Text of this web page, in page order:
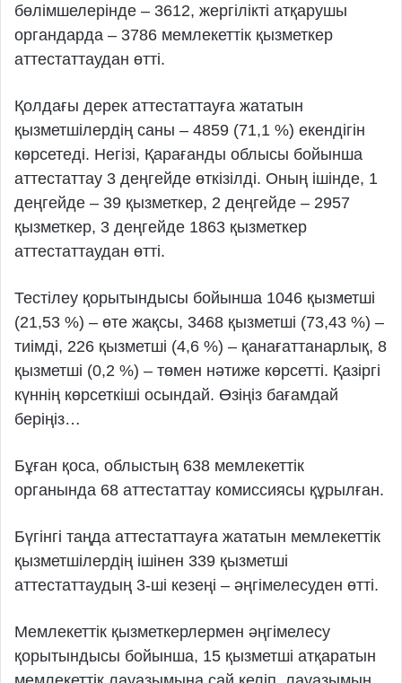
бөлімшелерінде – 3612, жергілікті атқарушы
органдарда – 3786 мемлекеттік қызметкер
аттестаттаудан өтті.
Қолдағы дерек аттестаттауға жататын
қызметшілердің саны – 4859 (71,1 %) екендігін
көрсетеді. Негізі, Қарағанды облысы бойынша
аттестаттау 3 деңгейде өткізілді. Оның ішінде, 1
деңгейде – 39 қызметкер, 2 деңгейде – 2957
қызметкер, 3 деңгейде 1863 қызметкер
аттестаттаудан өтті.
Тестілеу қорытындысы бойынша 1046 қызметші
(21,53 %) – өте жақсы, 3468 қызметші (73,43 %) –
тиімді, 226 қызметші (4,6 %) – қанағаттанарлық, 8
қызметші (0,2 %) – төмен нәтиже көрсетті. Қазіргі
күннің көрсеткіші осындай. Өзіңіз бағамдай
беріңіз…
Бұған қоса, облыстың 638 мемлекеттік
органында 68 аттестаттау комиссиясы құрылған.
Бүгінгі таңда аттестаттауға жататын мемлекеттік
қызметшілердің ішінен 339 қызметші
аттестаттаудың 3-ші кезеңі – әңгімелесуден өтті.
Мемлекеттік қызметкерлермен әңгімелесу
қорытындысы бойынша, 15 қызметші атқаратын